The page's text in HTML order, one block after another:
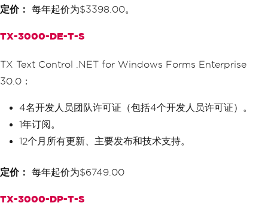
定价： 每年起价为$3398.00。
TX-3000-DE-T-S
TX Text Control .NET for Windows Forms Enterprise
30.0：
4名开发人员团队许可证（包括4个开发人员许可证）。
1年订阅。
12个月所有更新、主要发布和技术支持。
定价： 每年起价为$6749.00
TX-3000-DP-T-S